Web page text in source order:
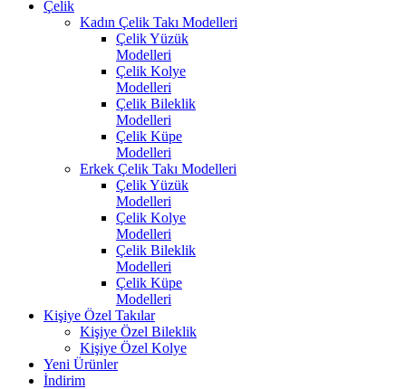
Çelik
Kadın Çelik Takı Modelleri
Çelik Yüzük
Modelleri
Çelik Kolye
Modelleri
Çelik Bileklik
Modelleri
Çelik Küpe
Modelleri
Erkek Çelik Takı Modelleri
Çelik Yüzük
Modelleri
Çelik Kolye
Modelleri
Çelik Bileklik
Modelleri
Çelik Küpe
Modelleri
Kişiye Özel Takılar
Kişiye Özel Bileklik
Kişiye Özel Kolye
Yeni Ürünler
İndirim